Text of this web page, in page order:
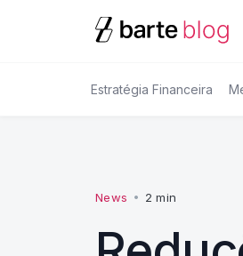
Estratégia Financeira
News • 2 min